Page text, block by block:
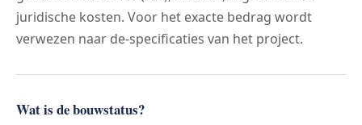
juridische kosten. Voor het exacte bedrag wordt
verwezen naar de-specificaties van het project.
Wat is de bouwstatus?